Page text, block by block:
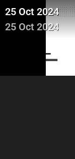
25 Oct 2024
25 Oct 2024